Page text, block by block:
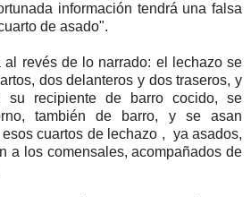
información tendrá una falsa
de asado".
al revés de lo narrado: el lechazo se
dos delanteros y dos traseros, y
su recipiente de barro cocido, se
también de barro, y se asan
esos cuartos de lechazo , ya asados,
a los comensales, acompañados de